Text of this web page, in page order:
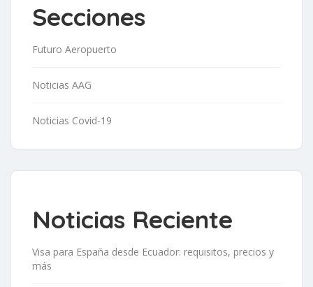
Secciones
Futuro Aeropuerto
Noticias AAG
Noticias Covid-19
Noticias Reciente
Visa para España desde Ecuador: requisitos, precios y
más